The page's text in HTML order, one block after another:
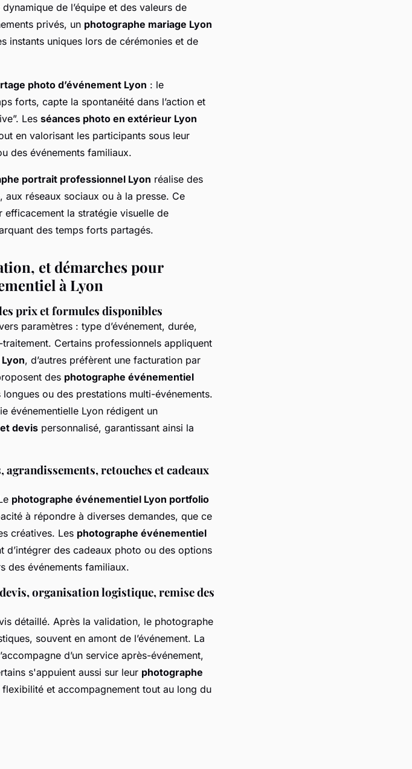
de l’équipe et des valeurs de
privés, un photographe mariage Lyon
instants uniques lors de cérémonies et de
photo d’événement Lyon : le
forts, capte la spontanéité dans l’action et
Les séances photo en extérieur Lyon
en valorisant les participants sous leur
des événements familiaux.
portrait professionnel Lyon réalise des
réseaux sociaux ou à la presse. Ce
la stratégie visuelle de
des temps forts partagés.
et démarches pour
à Lyon
prix et formules disponibles
paramètres : type d’événement, durée,
Certains professionnels appliquent
, d’autres préfèrent une facturation par
des photographe événementiel
ou des prestations multi-événements.
événementielle Lyon rédigent un
devis personnalisé, garantissant ainsi la
retouches et cadeaux
photographe événementiel Lyon portfolio
à répondre à diverses demandes, que ce
créatives. Les photographe événementiel
d’intégrer des cadeaux photo ou des options
des événements familiaux.
organisation logistique, remise des
détaillé. Après la validation, le photographe
souvent en amont de l’événement. La
d’un service après-événement,
s'appuient aussi sur leur photographe
et accompagnement tout au long du